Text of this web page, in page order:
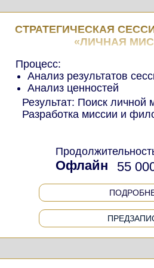
55
Процесс:
Анализ результатов
Анализ ценностей
Результат: Поиск личной
Разработка миссии и
СТРАТЕГИЧЕСКАЯ
«ЛИЧНАЯ
Офлайн